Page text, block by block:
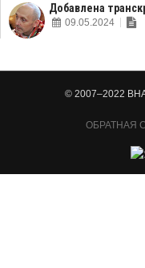
Добавлена
09.05.2024
© 2007–2022
ОБРАТНАЯ